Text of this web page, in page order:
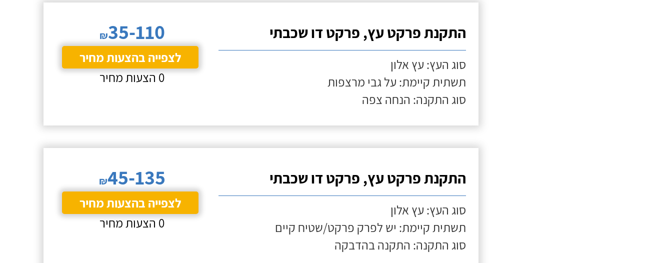
התקנת פרקט עץ, פרקט דו שכבתי
סוג העץ: עץ אלון
תשתית קיימת: על גבי מרצפות
סוג התקנה: הנחה צפה
₪35-110
לצפייה בהצעות מחיר
0 הצעות מחיר
התקנת פרקט עץ, פרקט דו שכבתי
סוג העץ: עץ אלון
תשתית קיימת: יש לפרק פרקט/שטיח קיים
סוג התקנה: התקנה בהדבקה
₪45-135
לצפייה בהצעות מחיר
0 הצעות מחיר